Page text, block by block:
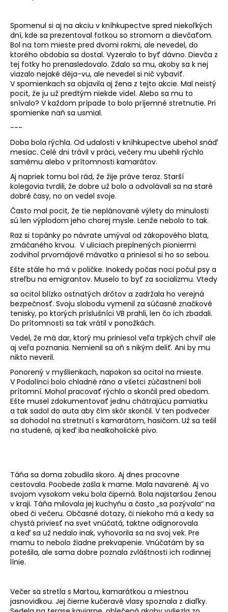
Spomenul si aj na akciu v kníhkupectve spred niekoľkých
dní, kde sa prezentoval fotkou so stromom a dievčaťom.
Bol na tom mieste pred dvomi rokmi, ale nevedel, do
ktorého obdobia sa dostal. Vyzeralo to byť dávno. Dievča z
tej fotky ho prenasledovalo. Zdalo sa mu, akoby sa k nej
viazalo nejaké déja-vu, ale nevedel si nič vybaviť.
V spomienkach sa objavila aj žena z tejto akcie. Mal neistý
pocit, že ju už predtým niekde videl. Alebo sa mu to
snívalo? V každom prípade to bolo príjemné stretnutie. Pri
spomienke naň sa usmial.
---
Doba bola rýchla. Od udalosti v kníhkupectve ubehol snáď
mesiac. Celé dni trávil v práci, večery mu ubehli rýchlo
samému alebo v prítomnosti kamarátov.
Aj napriek tomu bol rád, že žije práve teraz. Starší
kolegovia tvrdili, že dobre už bolo a odvolávali sa na staré
dobré časy, no on vedel svoje.
Často mal pocit, že tie neplánované výlety do minulosti
sú len výplodom jeho chorej mysle. Lenže nebolo to tak.
Raz si topánky po návrate umýval od zákopového blata,
zmáčaného krvou. V uliciach preplnených pioniermi
zodvihol prvomájové mávatko a priniesol si ho so sebou.
Ešte stále ho má v poličke. Inokedy počas noci počul psy a
streľbu na emigrantov. Muselo to byť za socializmu. Vtedy
sa ocitol blízko ostnatých drôtov a zadržala ho verejná
bezpečnosť. Svoju slobodu vymenil za súčasné značkové
tenisky, po ktorých príslušníci VB prahli, len čo ich zbadali.
Do prítomnosti sa tak vrátil v ponožkách.
Vedel, že má dar, ktorý mu priniesol veľa trpkých chvíľ ale
aj veľa poznania. Nemienil sa oň s nikým deliť. Ani by mu
nikto neveril.
Ponorený v myšlienkach, napokon sa ocitol na mieste.
V Podolínci bolo chladné ráno a všetci zúčastnení boli
prítomní. Mohol pracovať rýchlo a skončil pred obedom.
Ešte musel zdokumentovať jednu chátrajúcu pamiatku
a tak sadol do auta aby čím skôr skončil. V ten podvečer
sa dohodol na stretnutí s kamarátom, hasičom. Už sa tešil
na studené, aj keď iba nealkoholické pivo.
Táňa sa doma zobudila skoro. Aj dnes pracovne
cestovala. Poobede zašla k mame. Mala navarené. Aj vo
svojom vysokom veku bola čiperná. Bola najstaršou ženou
v kraji. Táňa milovala jej kuchyňu a často „sa pozývala“ na
obed či večeru. Občasné dotazy, či niekoho má a kedy sa
chystá priviesť na svet vnúčatá, taktne odignorovala
a keď sa už nedalo inak, vyhovorila sa na svoj vek. Pre
mamu to nebolo žiadne prekvapenie. Vnúčatám by sa
potešila, ale sama dobre poznala zvláštnosti ich rodinnej
línie.
Večer sa stretla s Martou, kamarátkou a miestnou
jasnovidkou. Jej čierne kučeravé vlasy spoznala z diaľky.